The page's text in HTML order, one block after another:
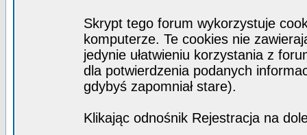
Skrypt tego forum wykorzystuje
komputerze. Te cookies nie
jedynie ułatwieniu korzystania z
dla potwierdzenia podanych
gdybyś zapomniał stare).
Klikając odnośnik Rejestracja na